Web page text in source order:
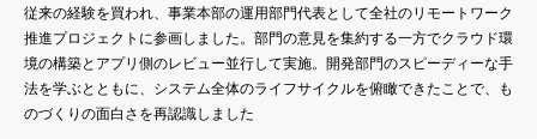
従来の経験を買われ、事業本部の運用部門代表として全社のリモートワーク
推進プロジェクトに参画しました。部門の意見を集約する一方でクラウド環
境の構築とアプリ側のレビュー並行して実施。開発部門のスピーディーな手
法を学ぶとともに、システム全体のライフサイクルを俯瞰できたことで、も
のづくりの面白さを再認識しました